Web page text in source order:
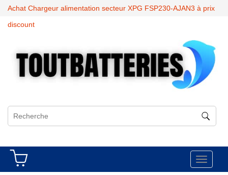
Achat Chargeur alimentation secteur XPG FSP230-AJAN3 à prix
discount
Toggle